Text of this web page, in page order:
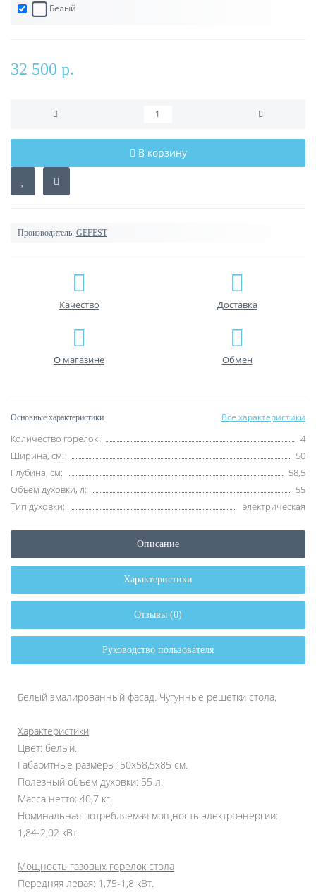
Белый
32 500 р.
В корзину
Производитель: GEFEST
Качество Доставка
О магазине Обмен
Основные характеристики Все характеристики
Количество горелок:
4
Ширина, см:
50
Глубина, см:
58,5
Объём духовки, л:
55
Тип духовки:
электрическая
Описание
Характеристики
Отзывы (0)
Руководство пользователя
Белый эмалированный фасад. Чугунные решетки стола.
Характеристики
Цвет: белый.
Габаритные размеры: 50x58,5x85 см.
Полезный объем духовки: 55 л.
Масса нетто: 40,7 кг.
Номинальная потребляемая мощность электроэнергии:
1,84-2,02 кВт.
Мощность газовых горелок стола
Передняя левая: 1,75-1,8 кВт.